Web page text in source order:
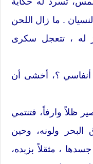
. ما زال اللحن
له ، تتعجل سكرى
؟، أخشى أن
ظلاً وارفاً، فتنتمي
البحر ولونه، وحين
، مثقلاً بزبده،